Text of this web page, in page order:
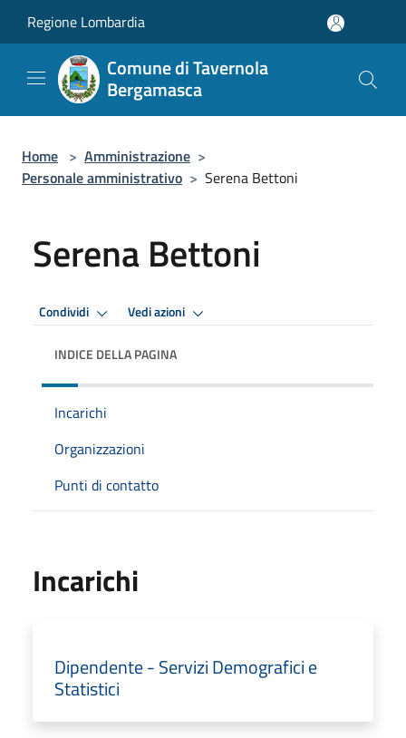
Regione Lombardia
Comune di Tavernola
Bergamasca
Home > Amministrazione >
Personale amministrativo > Serena Bettoni
Serena Bettoni
Condividi Vedi azioni
INDICE DELLA PAGINA
Incarichi
Organizzazioni
Punti di contatto
Incarichi
Dipendente - Servizi Demografici e
Statistici